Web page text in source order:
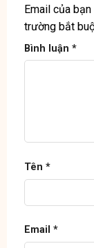
Email của
trường bắt
Bình luận *
Tên *
Email *